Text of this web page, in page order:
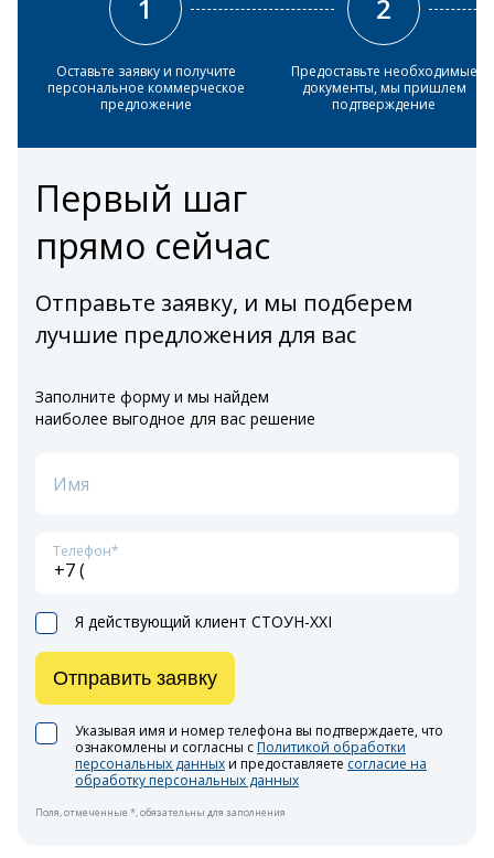
1
Оставьте заявку и получите
персональное коммерческое
предложение
2
Предоставьте необходимые
документы, мы пришлем
подтверждение
Первый шаг
прямо сейчас
Отправьте заявку, и мы подберем
лучшие предложения для вас
Заполните форму и мы найдем
наиболее выгодное для вас решение
Имя
Телефон*
Я действующий клиент СТОУН-XXI
Указывая имя и номер телефона вы подтверждаете, что
ознакомлены и согласны с Политикой обработки
персональных данныхи предоставляете согласие на
обработку персональных данных
Отправить заявку
Поля, отмеченные *, обязательны для заполнения